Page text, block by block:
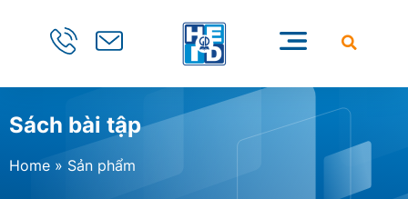
Sách bài tập
Home » Sản phẩm